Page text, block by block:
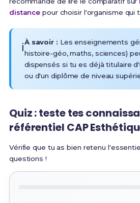
distance pour choisir l'organisme qui
ℹ️À savoir : Les enseignements
histoire-géo, maths, sciences)
dispensés si tu es déjà titulaire
ou d'un diplôme de niveau
Quiz : teste tes
référentiel CAP
Vérifie que tu as bien retenu
questions !